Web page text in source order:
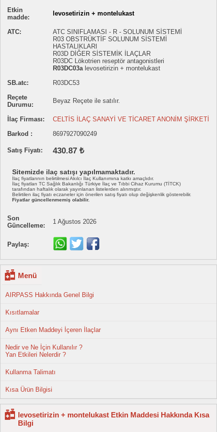
Etkin
madde:
levosetirizin + montelukast
ATC:
ATC SINIFLAMASI - R - SOLUNUM SİSTEMİ
R03 OBSTRÜKTİF SOLUNUM SİSTEMİ
HASTALIKLARI
R03D DİĞER SİSTEMİK İLAÇLAR
R03DC Lökotrien reseptör antagonistleri
R03DC03alevosetirizin + montelukast
SB.atc:
R03DC53
Reçete
Durumu:
Beyaz Reçete ile satılır.
İlaç Firması:
CELTİS İLAÇ SANAYİ VE TİCARET ANONİM ŞİRKETİ
Barkod :
8697927090249
Satış Fiyatı: 430.87 ₺
Sitemizde ilaç satışı yapılmamaktadır.
İlaç fiyatlarının belirtilmesi Akılcı İlaç Kullanımına katkı amaçlıdır.
İlaç fiyatları TC Sağlık Bakanlığı Türkiye İlaç ve Tıbbi Cihaz Kurumu (TİTCK)
tarafından haftalık olarak yayınlanan listelerden alınmıştır.
Belirtilen ilaç fiyatı eczaneler için önerilen satış fiyatı olup değişkenlik gösterebilir.
Fiyatlar güncellenmemiş olabilir.
Son
Güncelleme:
1 Ağustos 2026
Paylaş:
Menü
AIRPASS Hakkında Genel Bilgi
Kısıtlamalar
Aynı Etken Maddeyi İçeren İlaçlar
Nedir ve Ne İçin Kullanılır ?
Yan Etkileri Nelerdir ?
Kullanma Talimatı
Kısa Ürün Bilgisi
levosetirizin + montelukast Etkin Maddesi Hakkında Kısa
Bilgi